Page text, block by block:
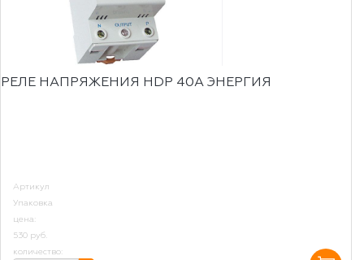
РЕЛЕ НАПРЯЖЕНИЯ HDP 40А ЭНЕРГИЯ
Артикул
Упаковка
цена:
530 руб.
количество: